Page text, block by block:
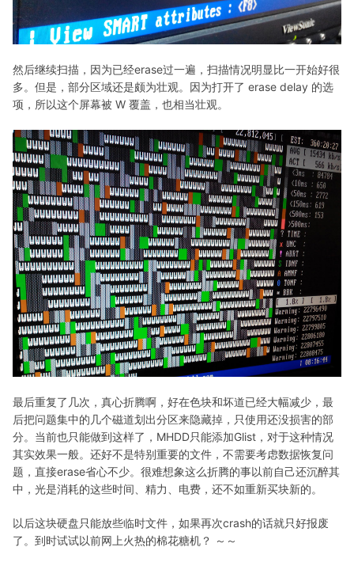
然后继续扫描，因为已经erase过一遍，扫描情况明显比一开始好很
多。但是，部分区域还是颇为壮观。因为打开了 erase delay 的选
项，所以这个屏幕被 W 覆盖，也相当壮观。
最后重复了几次，真心折腾啊，好在色块和坏道已经大幅减少，最
后把问题集中的几个磁道划出分区来隐藏掉，只使用还没损害的部
分。当前也只能做到这样了，MHDD只能添加Glist，对于这种情况
其实效果一般。还好不是特别重要的文件，不需要考虑数据恢复问
题，直接erase省心不少。很难想象这么折腾的事以前自己还沉醉其
中，光是消耗的这些时间、精力、电费，还不如重新买块新的。
以后这块硬盘只能放些临时文件，如果再次crash的话就只好报废
了。到时试试以前网上火热的棉花糖机？ ～～